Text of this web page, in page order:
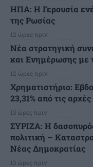
ΗΠΑ: Η Γερουσία
της Ρωσίας
12 ώρες πριν
Νέα στρατηγική
και Ενημέρωσης με
12 ώρες πριν
Χρηματιστήριο:
23,31% από τις
13 ώρες πριν
ΣΥΡΙΖΑ: Η
πολιτική –
Νέας Δημοκρατίας
13 ώρες πριν